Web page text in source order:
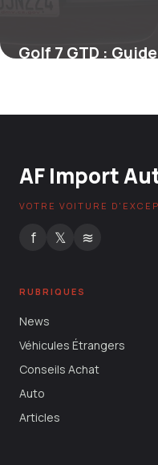
Golf 7 GTD :
AF Import
VOTRE VOITURE
f 𝕏 ≋
RUBRIQUES
News
Véhicules Étrangers
Conseils Achat
Auto
Articles